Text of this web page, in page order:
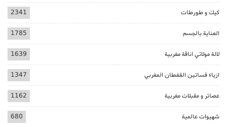
كيك و طورطات 2341
العناية بالجسم 1785
لالة مولاتي اناقة مغربية 1639
ازياء فساتين القفطان المغربي 1347
عصائر و مقبلات مغربية 1162
شهيوات عالمية 680